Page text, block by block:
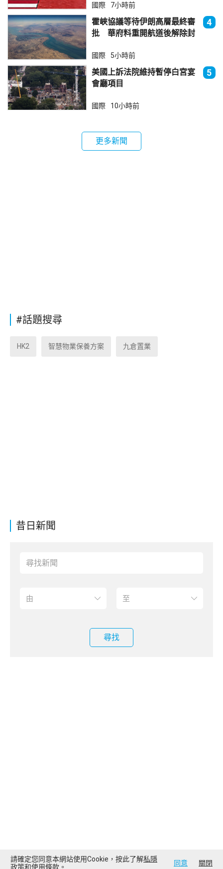
昔日新聞
尋找
國際 7小時前
霍峽協議等待伊朗高層最終審
批 華府料重開航道後解除封
4
國際 5小時前
美國上訴法院維持暫停白宮宴
會廳項目
5
國際 10小時前
更多新聞
#話題搜尋
HK2 智慧物業保養方案 九倉置業
請確定您同意本網站使用Cookie，按此了解私隱
政策和使用條款 。 同意 關閉